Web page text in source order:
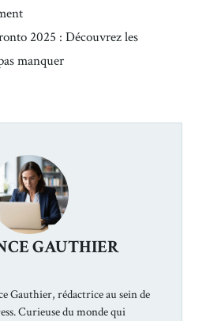
2025 : Découvrez les
manquer
GAUTHIER
Gauthier, rédactrice au sein de
Curieuse du monde qui